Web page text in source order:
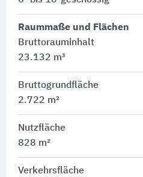
Raummaße und Flächen
Bruttorauminhalt
23.132 m³
Bruttogrundfläche
2.722 m²
Nutzfläche
828 m²
Verkehrsfläche